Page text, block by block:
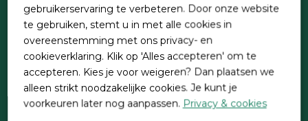
Direct contact
gebruikerservaring te verbeteren. Door onze website
te gebruiken, stemt u in met alle cookies in
overeenstemming met ons privacy- en
cookieverklaring. Klik op 'Alles accepteren' om te
accepteren. Kies je voor weigeren? Dan plaatsen we
alleen strikt noodzakelijke cookies. Je kunt je
voorkeuren later nog aanpassen. Privacy & cookies